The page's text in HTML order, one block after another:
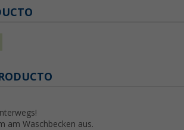
am Waschbecken aus.